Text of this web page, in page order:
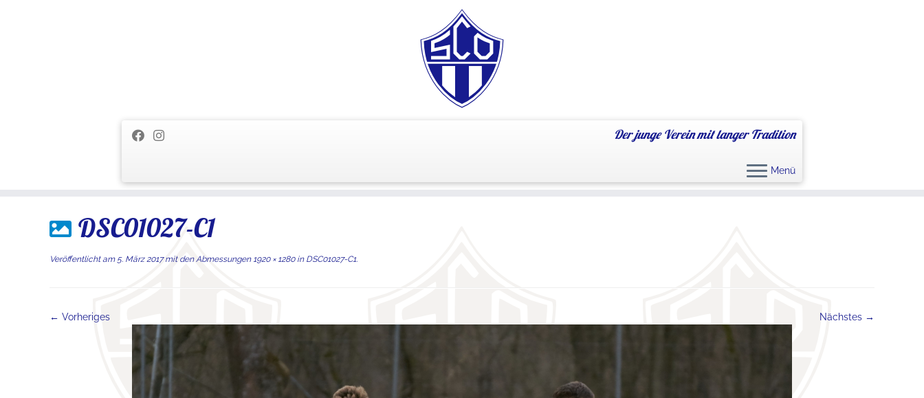
Der junge Verein mit langer Tradition
Menü
DSC01027-C1
Veröffentlicht am 5. März 2017mit den Abmessungen1920 × 1280inDSC01027-C1.
← Vorheriges Nächstes →